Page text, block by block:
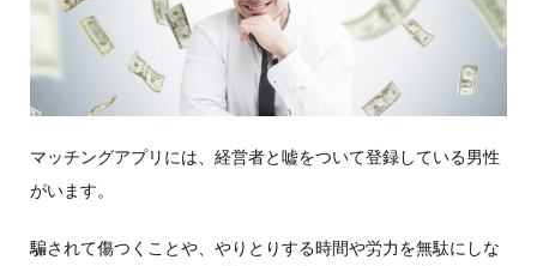
マッチングアプリには、経営者と嘘をついて登録している男性
がいます。
騙されて傷つくことや、やりとりする時間や労力を無駄にしな